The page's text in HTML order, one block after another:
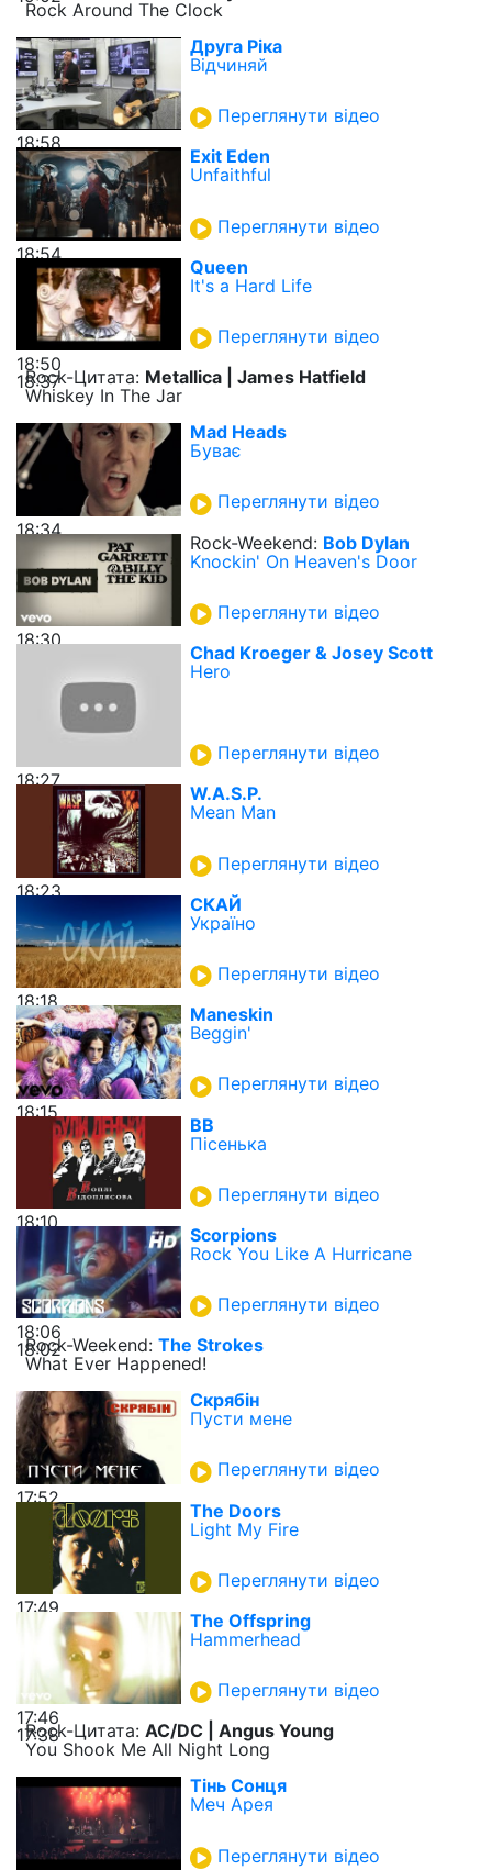
Rock Around The Clock
18:58
Друга Ріка
Відчиняй
Переглянути відео
18:54
Exit Eden
Unfaithful
Переглянути відео
18:50
Queen
It's a Hard Life
Переглянути відео
18:37
Rock-Цитата: Metallica | James Hatfield
Whiskey In The Jar
18:34
Mad Heads
Буває
Переглянути відео
18:30
Rock-Weekend: Bob Dylan
Knockin' On Heaven's Door
Переглянути відео
18:27
Chad Kroeger & Josey Scott
Hero
Переглянути відео
18:23
W.A.S.P.
Mean Man
Переглянути відео
18:18
СКАЙ
Україно
Переглянути відео
18:15
Maneskin
Beggin'
Переглянути відео
18:10
ВВ
Пісенька
Переглянути відео
18:06
Scorpions
Rock You Like A Hurricane
Переглянути відео
18:02
Rock-Weekend: The Strokes
What Ever Happened!
17:52
Скрябін
Пусти мене
Переглянути відео
17:49
The Doors
Light My Fire
Переглянути відео
17:46
The Offspring
Hammerhead
Переглянути відео
17:38
Rock-Цитата: AC/DC | Angus Young
You Shook Me All Night Long
Тінь Сонця
Меч Арея
Переглянути відео